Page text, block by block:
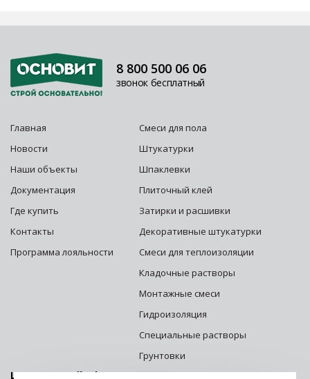
Главная
Новости
Наши объекты
Документация
Где купить
Контакты
Программа лояльности
Смеси для пола
Штукатурки
Шпаклевки
Плиточный клей
Затирки и расшивки
Декоративные штукатурки
Смеси для теплоизоляции
Кладочные растворы
Монтажные смеси
Гидроизоляция
Специальные растворы
Грунтовки
8 800 500 06 06
звонок бесплатный
Центральный офис г. Москва: